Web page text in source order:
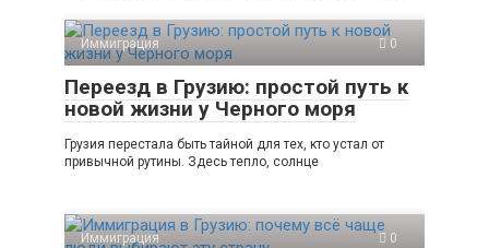
Иммиграция 0
Переезд в Грузию: простой путь к
новой жизни у Черного моря
Грузия перестала быть тайной для тех, кто устал от
привычной рутины. Здесь тепло, солнце
Иммиграция 0